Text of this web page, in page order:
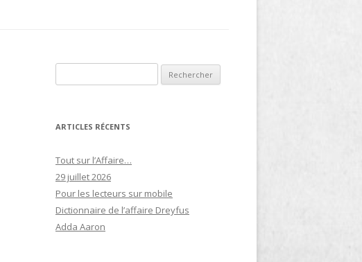
ARTICLES RÉCENTS
Tout sur l’Affaire…
29 juillet 2026
Pour les lecteurs sur mobile
Dictionnaire de l’affaire Dreyfus
Adda Aaron